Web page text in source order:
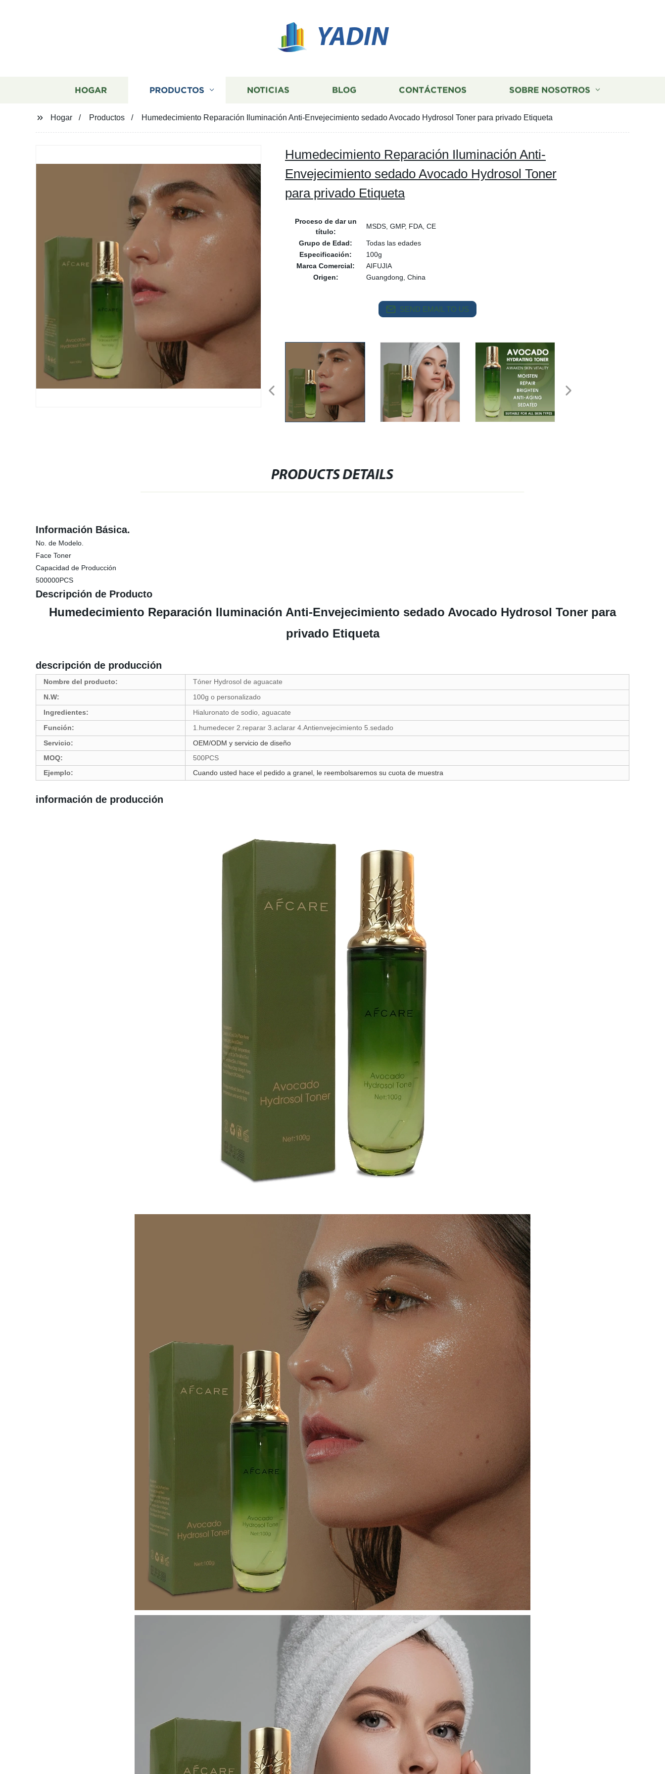
YADIN
HOGAR PRODUCTOS NOTICIAS BLOG CONTÁCTENOS SOBRE NOSOTROS
Hogar Productos Humedecimiento Reparación Iluminación Anti-Envejecimiento sedado Avocado Hydrosol Toner para privado Etiqueta
Humedecimiento Reparación Iluminación Anti-
Envejecimiento sedado Avocado Hydrosol Toner
para privado Etiqueta
Proceso de dar un
título:
MSDS, GMP, FDA, CE
Grupo de Edad:
Todas las edades
Especificación:
100g
Marca Comercial:
AIFUJIA
Origen:
Guangdong, China
SEND EMAIL TO US
PRODUCTS DETAILS
Información Básica.
No. de Modelo.
Face Toner
Capacidad de Producción
500000PCS
Descripción de Producto
Humedecimiento Reparación Iluminación Anti-Envejecimiento sedado Avocado Hydrosol Toner para
privado Etiqueta
descripción de producción
Nombre del producto:
Tóner Hydrosol de aguacate
N.W:
100g o personalizado
Ingredientes:
Hialuronato de sodio, aguacate
Función:
1.humedecer 2.reparar 3.aclarar 4.Antienvejecimiento 5.sedado
Servicio:
OEM/ODM y servicio de diseño
MOQ:
500PCS
Ejemplo:
Cuando usted hace el pedido a granel, le reembolsaremos su cuota de muestra
información de producción